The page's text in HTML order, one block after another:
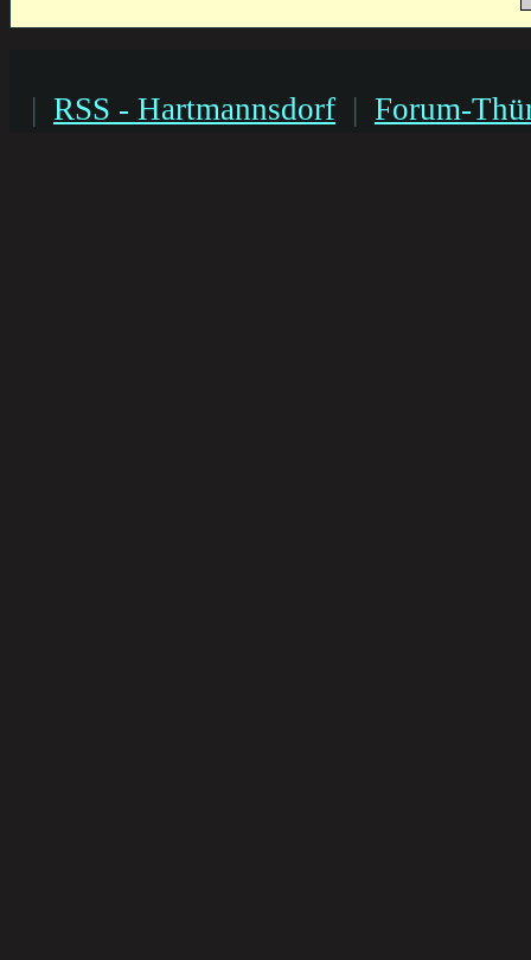
| RSS - Hartmannsdorf | Forum-